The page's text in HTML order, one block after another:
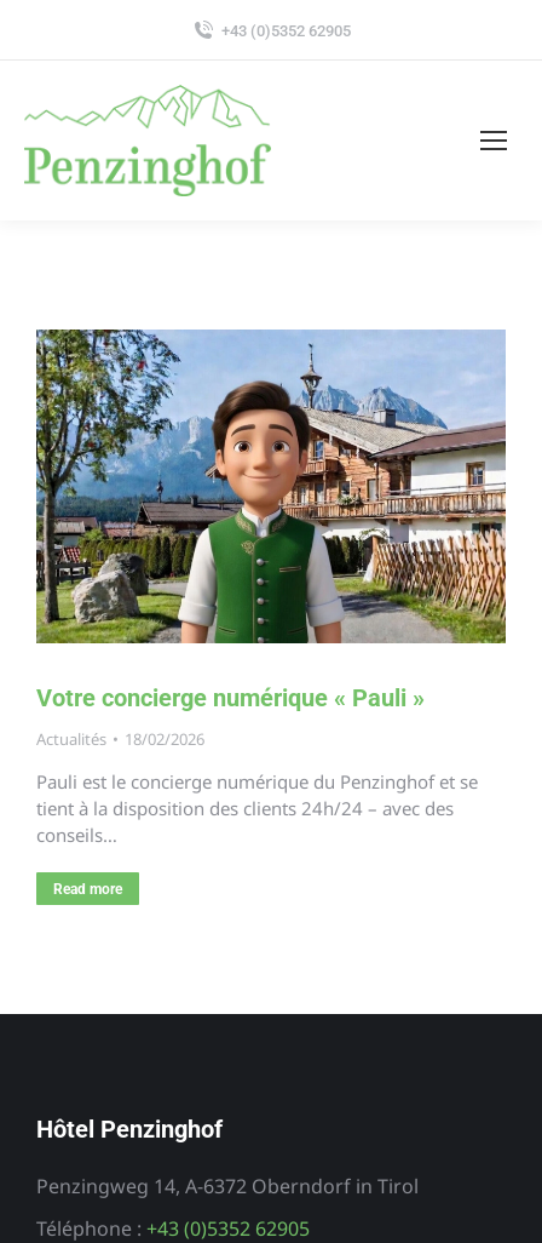
+43 (0)5352 62905
Votre concierge numérique « Pauli »
Actualités 18/02/2026
Pauli est le concierge numérique du Penzinghof et se
tient à la disposition des clients 24h/24 – avec des
conseils…
Read more
Hôtel Penzinghof
Penzingweg 14, A-6372 Oberndorf in Tirol
Téléphone : +43 (0)5352 62905